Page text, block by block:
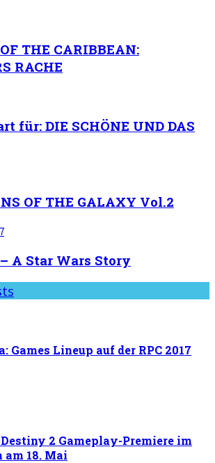
THE CARIBBEAN:
RACHE
für: DIE SCHÖNE UND DAS
OF THE GALAXY Vol.2
A Star Wars Story
Games Lineup auf der RPC 2017
2 Gameplay-Premiere im
18. Mai